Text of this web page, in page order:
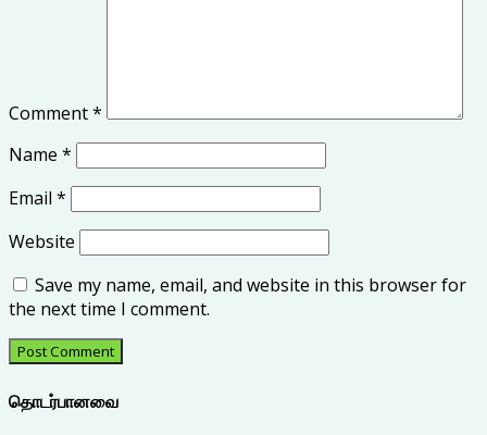
Comment*
Name *
Email *
Website
Save my name, email, and website in this browser for
the next time I comment.
தொடர்பானவை